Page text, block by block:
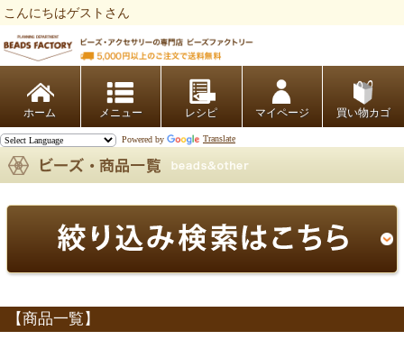
こんにちはゲストさん
ホーム レシピ マイページ 買い物カゴ
Powered by Translate
【商品一覧】